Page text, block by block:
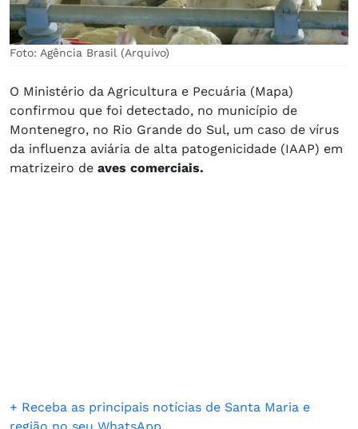
Foto: Agência Brasil (Arquivo)
O Ministério da Agricultura e Pecuária (Mapa)
confirmou que foi detectado, no município de
Montenegro, no Rio Grande do Sul, um caso de vírus
da influenza aviária de alta patogenicidade (IAAP) em
matrizeiro de aves comerciais.
+ Receba as principais notícias de Santa Maria e